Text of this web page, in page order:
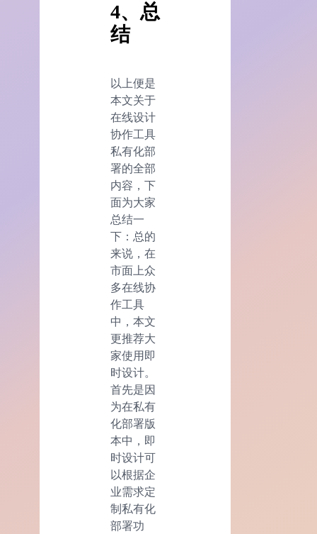
4、总
结
以上便是
本文关于
在线设计
协作工具
私有化部
署的全部
内容，下
面为大家
总结一
下：总的
来说，在
市面上众
多在线协
作工具
中，本文
更推荐大
家使用即
时设计。
首先是因
为在私有
化部署版
本中，即
时设计可
以根据企
业需求定
制私有化
部署功